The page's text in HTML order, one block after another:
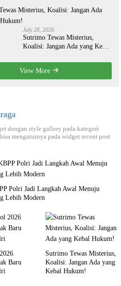
July 28, 2026
Sutrimo Tewas Misterius,
Koalisi: Jangan Ada yang Kebal
View More
dengan style gallery pada kategori
mengaturnya pada widget recent post
Polri Jadi Langkah Awal Menuju
Lebih Modern
Baru
Sutrimo Tewas Misterius,
Koalisi: Jangan Ada yang
Kebal Hukum!